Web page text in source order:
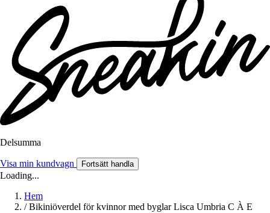
Delsumma
Visa min kundvagn Fortsätt handla
Loading...
Hem
/ Bikiniöverdel för kvinnor med byglar Lisca Umbria C À E